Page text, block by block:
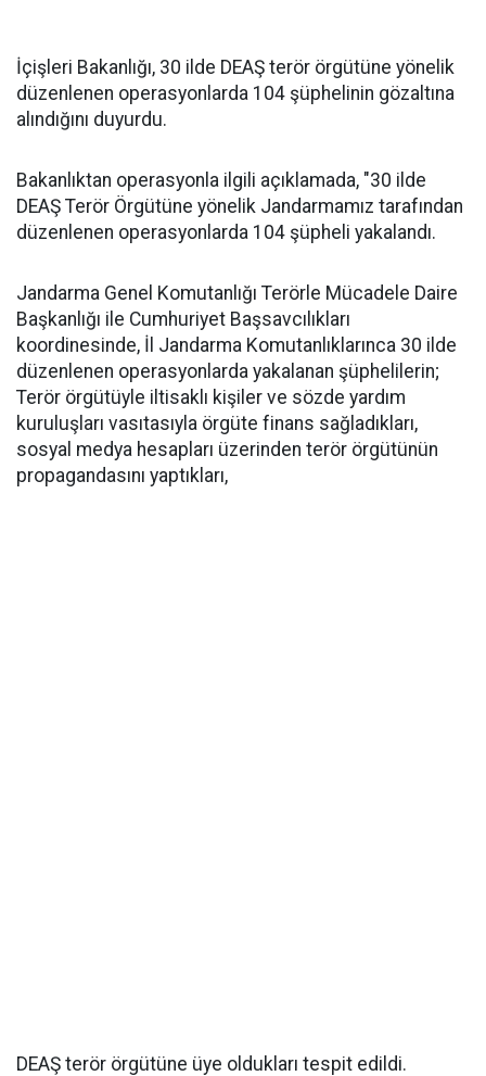
İçişleri Bakanlığı, 30 ilde DEAŞ terör örgütüne yönelik
düzenlenen operasyonlarda 104 şüphelinin gözaltına
alındığını duyurdu.
Bakanlıktan operasyonla ilgili açıklamada, "30 ilde
DEAŞ Terör Örgütüne yönelik Jandarmamız tarafından
düzenlenen operasyonlarda 104 şüpheli yakalandı.
Jandarma Genel Komutanlığı Terörle Mücadele Daire
Başkanlığı ile Cumhuriyet Başsavcılıkları
koordinesinde, İl Jandarma Komutanlıklarınca 30 ilde
düzenlenen operasyonlarda yakalanan şüphelilerin;
Terör örgütüyle iltisaklı kişiler ve sözde yardım
kuruluşları vasıtasıyla örgüte finans sağladıkları,
sosyal medya hesapları üzerinden terör örgütünün
propagandasını yaptıkları,
DEAŞ terör örgütüne üye oldukları tespit edildi.